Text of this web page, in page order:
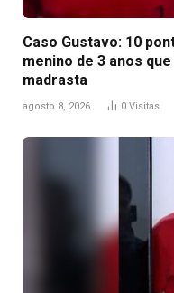
Caso Gustavo: 10
menino de 3 anos
madrasta
agosto 8, 2026 0 Visitas